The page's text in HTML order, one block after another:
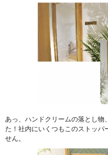
あっ、ハンドクリームの落とし物
た！社内にいくつもこのストッパ
せん。